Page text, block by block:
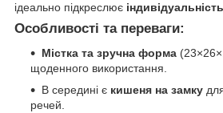
ідеально підкреслює індивідуальність
Особливості та переваги:
Містка та зручна форма
щоденного використання.
В середині є кишеня на замку
речей.